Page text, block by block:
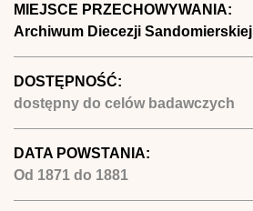
MIEJSCE PRZECHOWYWANIA:
Archiwum Diecezji Sandomierskiej
DOSTĘPNOŚĆ:
dostępny do celów badawczych
DATA POWSTANIA:
Od 1871 do 1881